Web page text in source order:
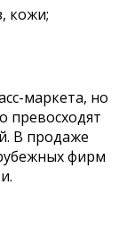
кожи;
маркета, но
превосходят
В продаже
фирм